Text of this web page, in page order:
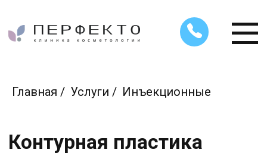
Главная / Услуги / Инъекционные
Контурная пластика
инъекционная процедура, которая
помогает увеличить объём губ,